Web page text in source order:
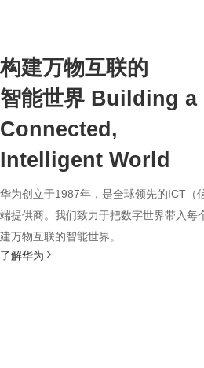
构建万物互联的
智能世界 Building a
Connected,
Intelligent World
华为创立于1987年，是全球领先的ICT（
端提供商。我们致力于把数字世界带入每
建万物互联的智能世界。
了解华为